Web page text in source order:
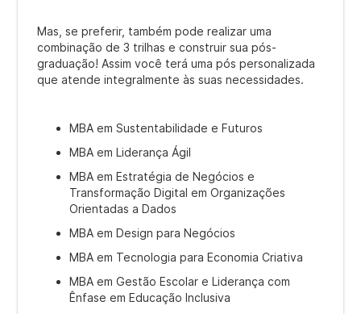
Mas, se preferir, também pode realizar uma
combinação de 3 trilhas e construir sua pós-
graduação! Assim você terá uma pós personalizada
que atende integralmente às suas necessidades.
MBA em Sustentabilidade e Futuros
MBA em Liderança Ágil
MBA em Estratégia de Negócios e
Transformação Digital em Organizações
Orientadas a Dados
MBA em Design para Negócios
MBA em Tecnologia para Economia Criativa
MBA em Gestão Escolar e Liderança com
Ênfase em Educação Inclusiva